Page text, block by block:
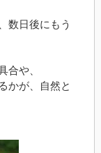
数日後にもう
合や、
かが、自然と